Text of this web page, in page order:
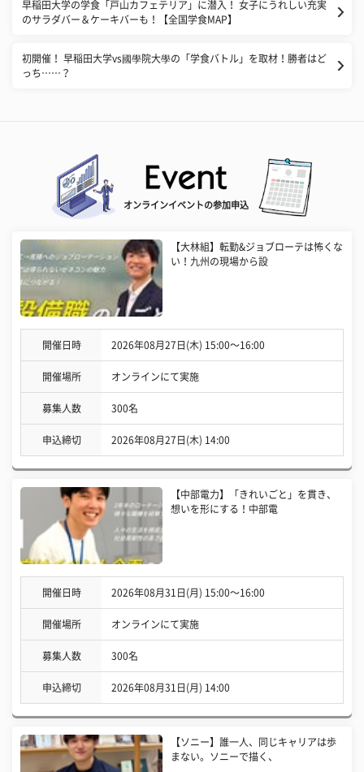
早稲田大学の学食「戸山カフェテリア」に潜入！ 女子にうれしい充実
のサラダバー＆ケーキバーも！【全国学食MAP】
初開催！ 早稲田大学vs國學院大學の「学食バトル」を取材！勝者はど
っち……？
オンラインイベントの参加申込
【大林組】転勤&ジョブローテは怖くな
い！九州の現場から設
開催日時 2026年08月27日(木) 15:00〜16:00
開催場所 オンラインにて実施
募集人数 300名
申込締切 2026年08月27日(木) 14:00
【中部電力】「きれいごと」を貫き、
想いを形にする！中部電
開催日時 2026年08月31日(月) 15:00〜16:00
開催場所 オンラインにて実施
募集人数 300名
申込締切 2026年08月31日(月) 14:00
【ソニー】誰一人、同じキャリアは歩
まない。ソニーで描く、